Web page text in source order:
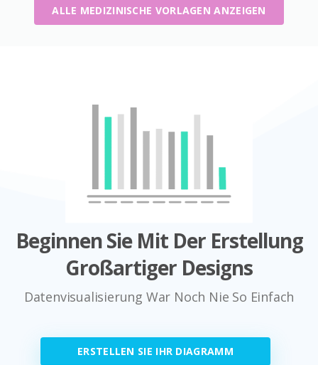
ALLE MEDIZINISCHE VORLAGEN ANZEIGEN
Beginnen Sie Mit Der Erstellung
Großartiger Designs
Datenvisualisierung War Noch Nie So Einfach
ERSTELLEN SIE IHR DIAGRAMM